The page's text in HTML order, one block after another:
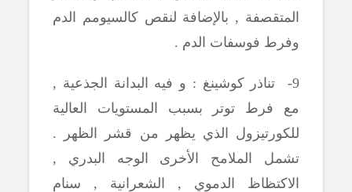
المتقصفة , بالإضافة لنقص كالسيومم الدم
وفرط فوسفات الدم .
9- تناذر كوشينغ : و فيه البدانة الجذعية ,
مع فرط توتر بسبب المستويات العالية
للكورتيزول الذي يظهر من قشر الظهر .
تشمل الملامح الأخرى الوجه البدري ,
الاكتظاظ الدموي , الشعرانية , سنام